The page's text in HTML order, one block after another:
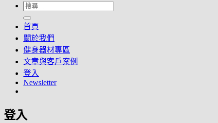
搜
尋
關
鍵
字:
首頁
關於我們
健身器材專區
文章與客戶案例
登入
Newsletter
登入